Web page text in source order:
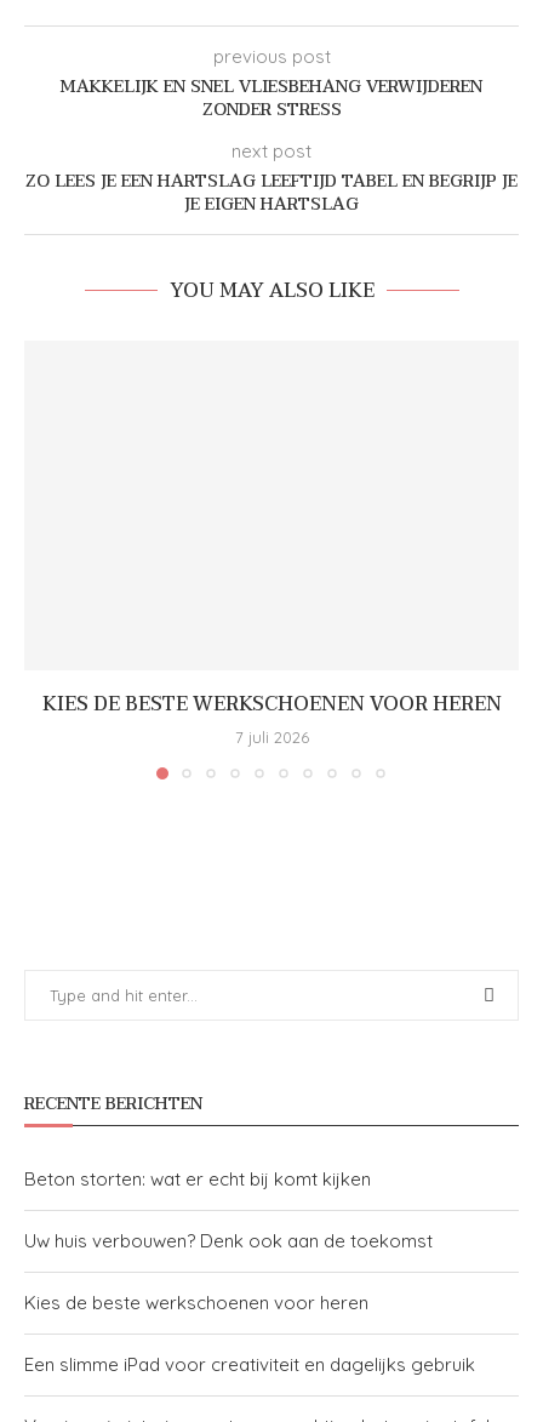
previous post
MAKKELIJK EN SNEL VLIESBEHANG VERWIJDEREN
ZONDER STRESS
next post
ZO LEES JE EEN HARTSLAG LEEFTIJD TABEL EN BEGRIJP JE
JE EIGEN HARTSLAG
YOU MAY ALSO LIKE
KIES DE BESTE WERKSCHOENEN VOOR HEREN
7 juli 2026
RECENTE BERICHTEN
Beton storten: wat er echt bij komt kijken
Uw huis verbouwen? Denk ook aan de toekomst
Kies de beste werkschoenen voor heren
Een slimme iPad voor creativiteit en dagelijks gebruik